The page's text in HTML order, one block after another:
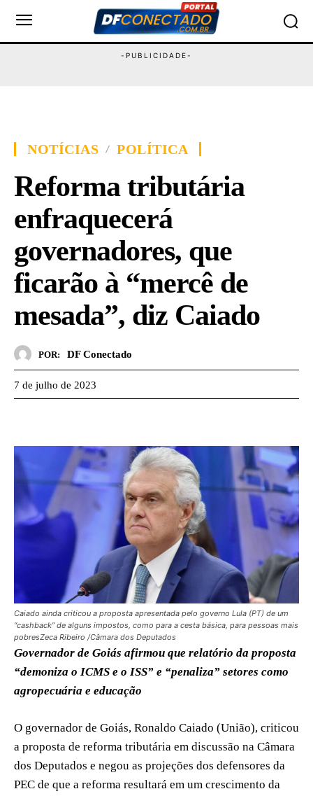
NOTÍCIAS POLÍTICA
Reforma tributária
enfraquecerá
governadores, que
ficarão à “mercê de
mesada”, diz Caiado
POR: DF Conectado
7 de julho de 2023
Caiado ainda criticou a proposta apresentada pelo governo Lula (PT) de um
“cashback” de alguns impostos, como para a cesta básica, para pessoas mais
pobresZeca Ribeiro /Câmara dos Deputados
Governador de Goiás afirmou que relatório da proposta
“demoniza o ICMS e o ISS” e “penaliza” setores como
agropecuária e educação
O governador de Goiás, Ronaldo Caiado (União), criticou
a proposta de reforma tributária em discussão na Câmara
dos Deputados e negou as projeções dos defensores da
PEC de que a reforma resultará em um crescimento da